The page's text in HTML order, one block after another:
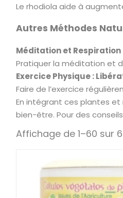
Le rhodiola aide à
Autres Méthodes
Méditation et Respiration
Pratiquer la méditation et
Exercice Physique :
Faire de l’exercice
En intégrant ces plantes
bien-être. Pour des
Affichage de 1–60 sur